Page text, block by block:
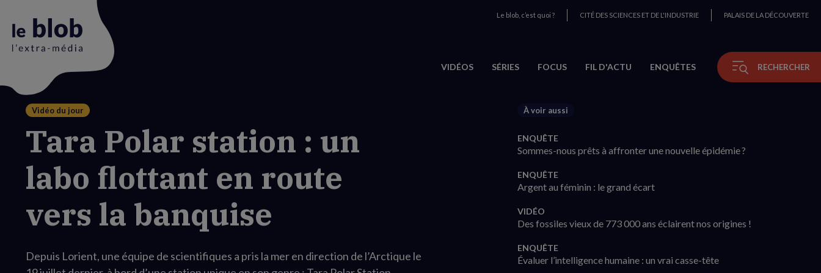
Animation
Le blob, c’est quoi ? CITÉ DES SCIENCES ET DE L'INDUSTRIE PALAIS DE LA DÉCOUVERTE
VIDÉOS SÉRIES FOCUS FIL D'ACTU ENQUÊTES RECHERCHER
Vidéo du jour
Tara Polar station : un
labo flottant en route
vers la banquise
Depuis Lorient, une équipe de scientifiques a pris la mer en direction de l’Arctique le
À voir aussi
ENQUÊTE
Sommes-nous prêts à affronter une nouvelle épidémie ?
ENQUÊTE
Argent au féminin : le grand écart
VIDÉO
Des fossiles vieux de 773 000 ans éclairent nos origines !
ENQUÊTE
Évaluer l’intelligence humaine : un vrai casse-tête